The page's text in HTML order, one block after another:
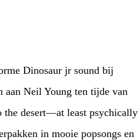
Dinosaur jr sound bij
aan Neil Young ten tijde van
the desert—at least psychically
in mooie popsongs en